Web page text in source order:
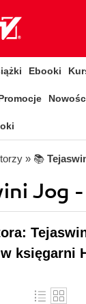
Ebooki
» 📚
Jog
księgarni